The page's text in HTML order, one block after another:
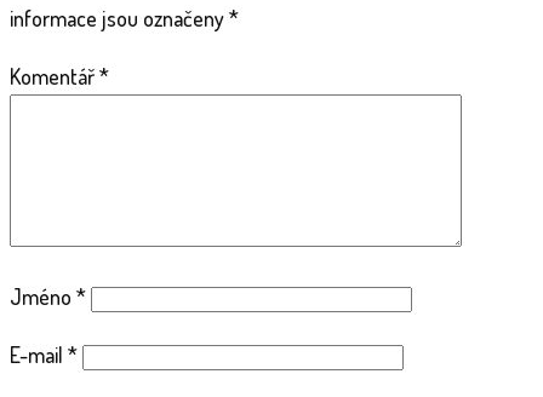
informace jsou označeny*
Komentář*
Jméno *
E-mail *